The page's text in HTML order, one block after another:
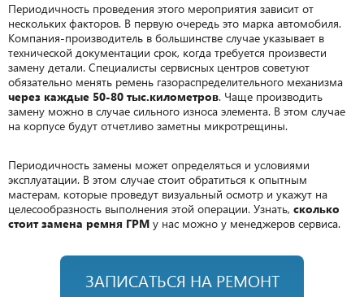
Периодичность проведения этого мероприятия зависит от
нескольких факторов. В первую очередь это марка автомобиля.
Компания-производитель в большинстве случае указывает в
технической документации срок, когда требуется произвести
замену детали. Специалисты сервисных центров советуют
обязательно менять ремень газораспределительного механизма
через каждые 50-80 тыс.километров. Чаще производить
замену можно в случае сильного износа элемента. В этом случае
на корпусе будут отчетливо заметны микротрещины.
Периодичность замены может определяться и условиями
эксплуатации. В этом случае стоит обратиться к опытным
мастерам, которые проведут визуальный осмотр и укажут на
целесообразность выполнения этой операции. Узнать, сколько
стоит замена ремня ГРМ у нас можно у менеджеров сервиса.
ЗАПИСАТЬСЯ НА РЕМОНТ